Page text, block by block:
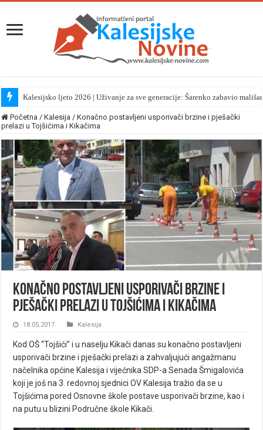
Kalesijsko ljeto 2026 | Uživanje za sve generacije: Šarenko zabavio
Početna / Kalesija / Konačno postavljeni usporivači brzine i pješački
prelazi u Tojšićima i Kikačima
Konačno postavljeni usporivači brzine i
pješački prelazi u Tojšićima i Kikačima
18.05.2017. Kalesija
Kod OŠ “Tojšići” i u naselju Kikači danas su konačno postavljeni
usporivači brzine i pješački prelazi a zahvaljujući angažmanu
načelnika općine Kalesija i vijećnika SDP-a Senada Šmigalovića
koji je još na 3. redovnoj sjednici OV Kalesija tražio da se u
Tojšićima pored Osnovne škole postave usporivači brzine, kao i
na putu u blizini Područne škole Kikači.